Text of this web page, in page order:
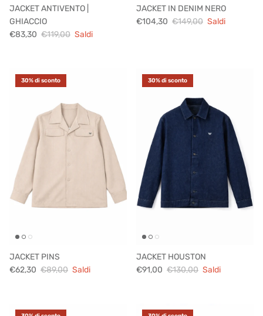
JACKET ANTIVENTO |
GHIACCIO
€83,30 €119,00 Saldi
JACKET IN DENIM NERO
€104,30 €149,00 Saldi
30% di sconto
JACKET PINS
€62,30 €89,00 Saldi
30% di sconto
JACKET HOUSTON
€91,00 €130,00 Saldi